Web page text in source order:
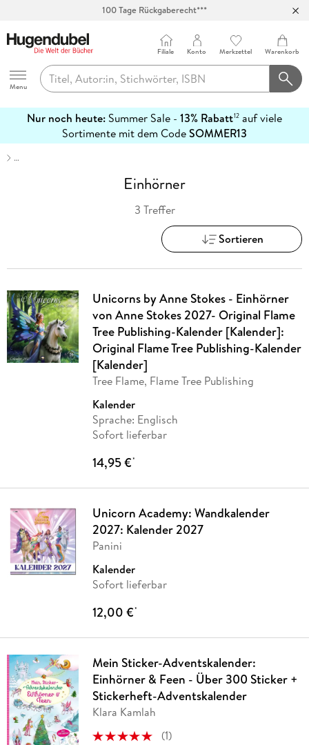
100 Tage Rückgaberecht***
Hugendubel
Menu
Filiale Konto Merkzettel Warenkorb
Nur noch heute: Summer Sale - 13% Rabatt12 auf viele
Sortimente mit dem CodeSOMMER13
erfahren
…
Einhörner
3 Treffer
Sortieren
Unicorns by Anne Stokes - Einhörner
von Anne Stokes 2027- Original Flame
Tree Publishing-Kalender [Kalender]:
Original Flame Tree Publishing-Kalender
[Kalender]
Tree Flame, Flame Tree Publishing
Kalender
Sprache: Englisch
Sofort lieferbar
14,95 €*
Unicorn Academy: Wandkalender
2027: Kalender 2027
Panini
Kalender
Sofort lieferbar
12,00 €*
Mein Sticker-Adventskalender:
Einhörner & Feen - Über 300 Sticker +
Stickerheft-Adventskalender
Klara Kamlah
(1)